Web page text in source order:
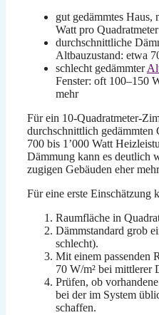
gut gedämmtes Haus,
Watt pro Quadratmeter
durchschnittliche
Altbauzustand: etwa
schlecht gedämmter
Fenster: oft 100–150
mehr
Für ein 10-Quadratmeter-
durchschnittlich gedämmten
700 bis 1’000 Watt
Dämmung kann es deutlich
zugigen Gebäuden eher
Für eine erste Einschätzung
Raumfläche in
Dämmstandard grob
schlecht).
Mit einem passenden
70 W/m² bei mittlerer
Prüfen, ob
bei der im System
schaffen.